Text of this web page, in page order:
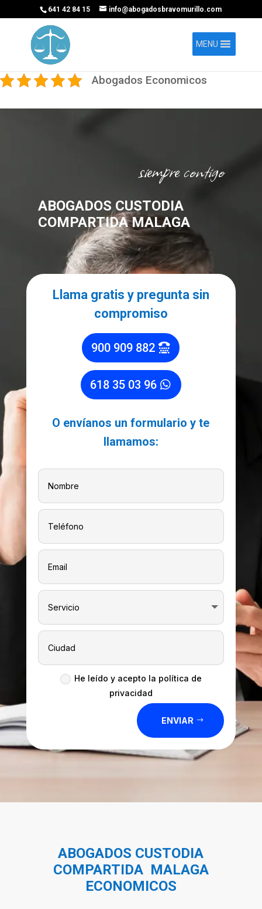
641 42 84 15 info@abogadosbravomurillo.com
MENU
Abogados Economicos
siempre contigo
ABOGADOS CUSTODIA
COMPARTIDA MALAGA
Llama gratis y pregunta sin
compromiso
900 909 882
618 35 03 96
O envíanos un formulario y te
llamamos:
He leído y acepto la política de
privacidad
ENVIAR
ABOGADOS CUSTODIA
COMPARTIDA MALAGA
ECONOMICOS